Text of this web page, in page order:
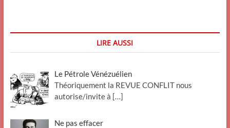
LIRE AUSSI
Le Pétrole Vénézuélien
Théoriquement la REVUE CONFLIT nous
autorise/invite à […]
Ne pas effacer